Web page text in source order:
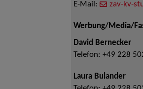
E-Mail:
zav-kv-
Werbung/Media/
David Bernecker
Telefon: +49 228
Laura Bulander